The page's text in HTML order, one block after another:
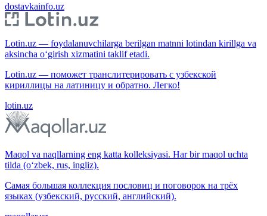
dostavkainfo.uz
Lotin.uz — foydalanuvchilarga berilgan matnni lotindan kirillga va
aksincha o‘girish xizmatini taklif etadi.
Lotin.uz — поможет транслитерировать с узбекской
кириллицы на латиницу и обратно. Легко!
lotin.uz
Maqol va naqllarning eng katta kolleksiyasi. Har bir maqol uchta
tilda (o‘zbek, rus, ingliz).
Самая большая коллекция пословиц и поговорок на трёх
языках (узбекский, русский, английский).